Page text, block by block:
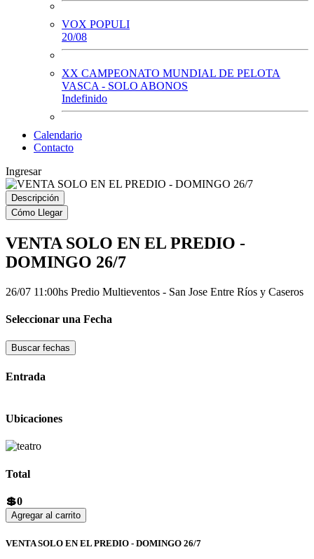
VOX POPULI
20/08
XX CAMPEONATO MUNDIAL DE PELOTA
VASCA - SOLO ABONOS
Indefinido
Calendario
Contacto
Ingresar
Descripción
Cómo Llegar
VENTA SOLO EN EL PREDIO -
DOMINGO 26/7
26/07 11:00hs Predio Multieventos - San Jose Entre Ríos y Caseros
Seleccionar una Fecha
Buscar fechas
Entrada
Ubicaciones
Total
💲0
Agregar al carrito
VENTA SOLO EN EL PREDIO - DOMINGO 26/7